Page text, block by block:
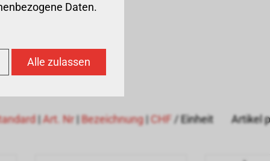
Artikel
|Art. Nr | Bezeichnung|CHF/ Einheit
Daten.
Alle zulassen